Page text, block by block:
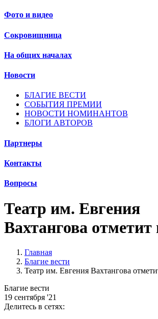
Фото и видео
Сокровищница
На общих началах
Новости
БЛАГИЕ ВЕСТИ
СОБЫТИЯ ПРЕМИИ
НОВОСТИ НОМИНАНТОВ
БЛОГИ АВТОРОВ
Партнеры
Контакты
Вопросы
Театр им. Евгения
Вахтангова
Главная
Благие вести
Театр им. Евгения Вахтангова
Благие вести
19 сентября '21
Делитесь в сетях: